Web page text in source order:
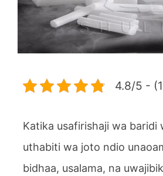
4.8/5 -
Katika usafirishaji wa baridi
uthabiti wa joto ndio
bidhaa, usalama, na